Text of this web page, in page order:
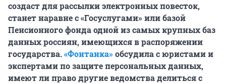
создаст для рассылки электронных повесток,
станет наравне с «Госуслугами» или базой
Пенсионного фонда одной из самых крупных баз
данных россиян, имеющихся в распоряжении
государства.«Фонтанка»обсудила с юристами и
экспертами по защите персональных данных,
имеют ли право другие ведомства делиться с